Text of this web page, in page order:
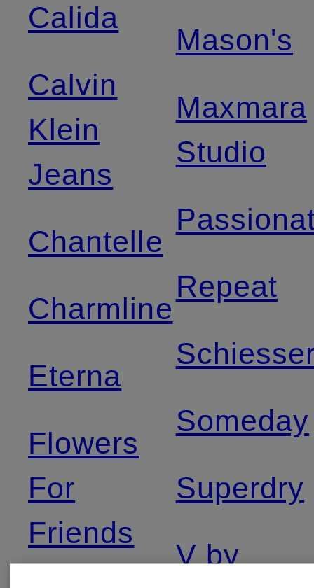
Calida
Calvin
Klein
Jeans
Chantelle
Charmline
Eterna
Flowers
For
Friends
Mason's
Maxmara
Studio
Repeat
Someday
Superdry
V by